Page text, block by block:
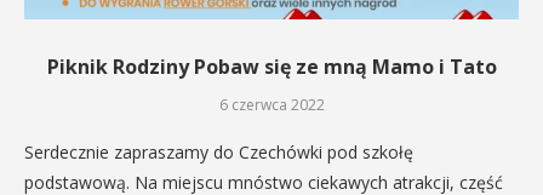
Piknik Rodziny Pobaw się ze mną Mamo i Tato
6 czerwca 2022
Serdecznie zapraszamy do Czechówki pod szkołę
podstawową. Na miejscu mnóstwo ciekawych atrakcji, część